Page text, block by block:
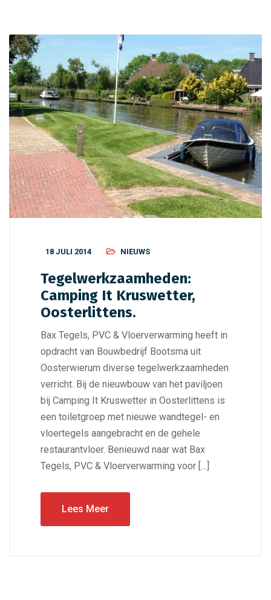
18 JULI 2014 NIEUWS
Tegelwerkzaamheden:
Camping It Kruswetter,
Oosterlittens.
Bax Tegels, PVC & Vloerverwarming heeft in
opdracht van Bouwbedrijf Bootsma uit
Oosterwierum diverse tegelwerkzaamheden
verricht. Bij de nieuwbouw van het paviljoen
bij Camping It Kruswetter in Oosterlittens is
een toiletgroep met nieuwe wandtegel- en
vloertegels aangebracht en de gehele
restaurantvloer. Benieuwd naar wat Bax
Tegels, PVC & Vloerverwarming voor […]
Lees Meer